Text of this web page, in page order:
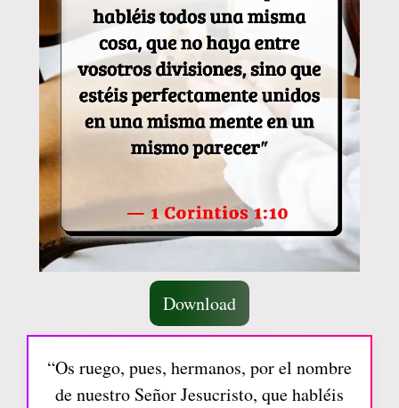
Download
“Os ruego, pues, hermanos, por el nombre
de nuestro Señor Jesucristo, que habléis